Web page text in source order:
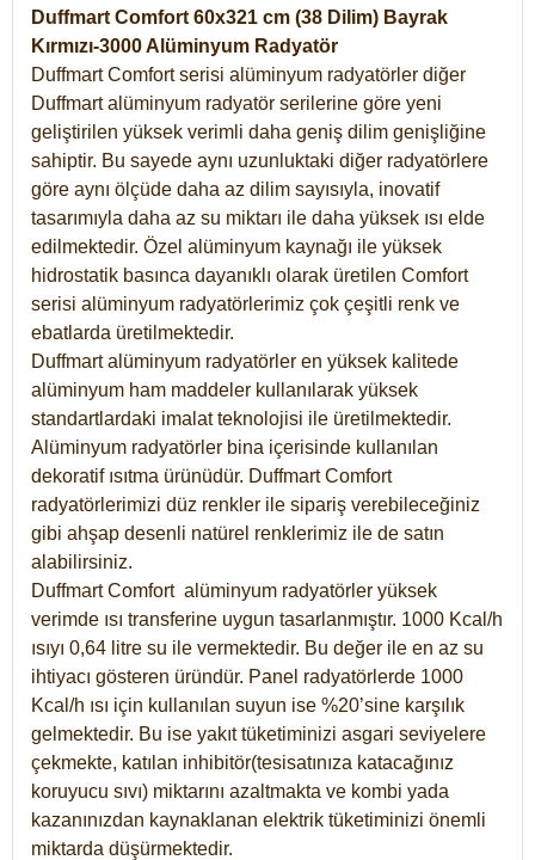
Duffmart Comfort 60x321 cm (38 Dilim) Bayrak
Kırmızı-3000 Alüminyum Radyatör
Duffmart Comfort serisi alüminyum radyatörler diğer
Duffmart alüminyum radyatör serilerine göre yeni
geliştirilen yüksek verimli daha geniş dilim genişliğine
sahiptir. Bu sayede aynı uzunluktaki diğer radyatörlere
göre aynı ölçüde daha az dilim sayısıyla, inovatif
tasarımıyla daha az su miktarı ile daha yüksek ısı elde
edilmektedir. Özel alüminyum kaynağı ile yüksek
hidrostatik basınca dayanıklı olarak üretilen Comfort
serisi alüminyum radyatörlerimiz çok çeşitli renk ve
ebatlarda üretilmektedir.
Duffmart alüminyum radyatörler en yüksek kalitede
alüminyum ham maddeler kullanılarak yüksek
standartlardaki imalat teknolojisi ile üretilmektedir.
Alüminyum radyatörler bina içerisinde kullanılan
dekoratif ısıtma ürünüdür. Duffmart Comfort
radyatörlerimizi düz renkler ile sipariş verebileceğiniz
gibi ahşap desenli natürel renklerimiz ile de satın
alabilirsiniz.
Duffmart Comfort alüminyum radyatörler yüksek
verimde ısı transferine uygun tasarlanmıştır. 1000 Kcal/h
ısıyı 0,64 litre su ile vermektedir. Bu değer ile en az su
ihtiyacı gösteren üründür. Panel radyatörlerde 1000
Kcal/h ısı için kullanılan suyun ise %20’sine karşılık
gelmektedir. Bu ise yakıt tüketiminizi asgari seviyelere
çekmekte, katılan inhibitör(tesisatınıza katacağınız
koruyucu sıvı) miktarını azaltmakta ve kombi yada
kazanınızdan kaynaklanan elektrik tüketiminizi önemli
miktarda düşürmektedir.